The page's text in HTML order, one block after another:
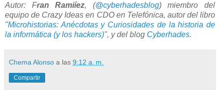
Autor: Fran Ramiíez, (@cyberhadesblog) miembro del
equipo de Crazy Ideas en CDO en Telefónica, autor del libro
"Microhistorias: Anécdotas y Curiosidades de la historia de
la informática (y los hackers)", y del blog Cyberhades.
Chema Alonso a las 9:12 a. m.
Compartir